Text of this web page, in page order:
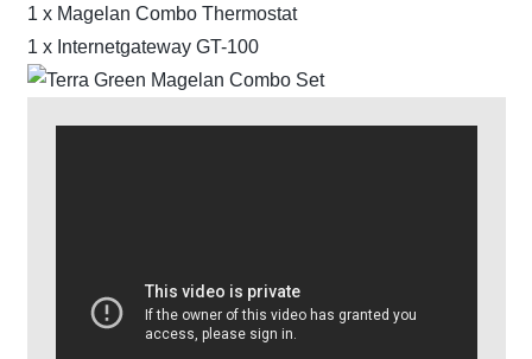
1 x Magelan Combo Thermostat
1 x Internetgateway GT-100